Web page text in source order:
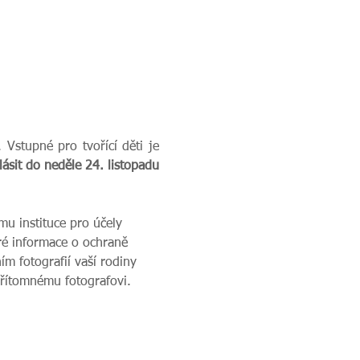
Vstupné pro tvořící děti je
do neděle 24. listopadu
instituce pro účely
informace o ochraně
fotografií vaší rodiny
fotografovi.